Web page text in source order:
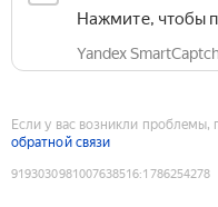
Нажмите, чтобы
Yandex
Если у вас возникли проблемы,
обратной связи
9193030981007638516:1786254278